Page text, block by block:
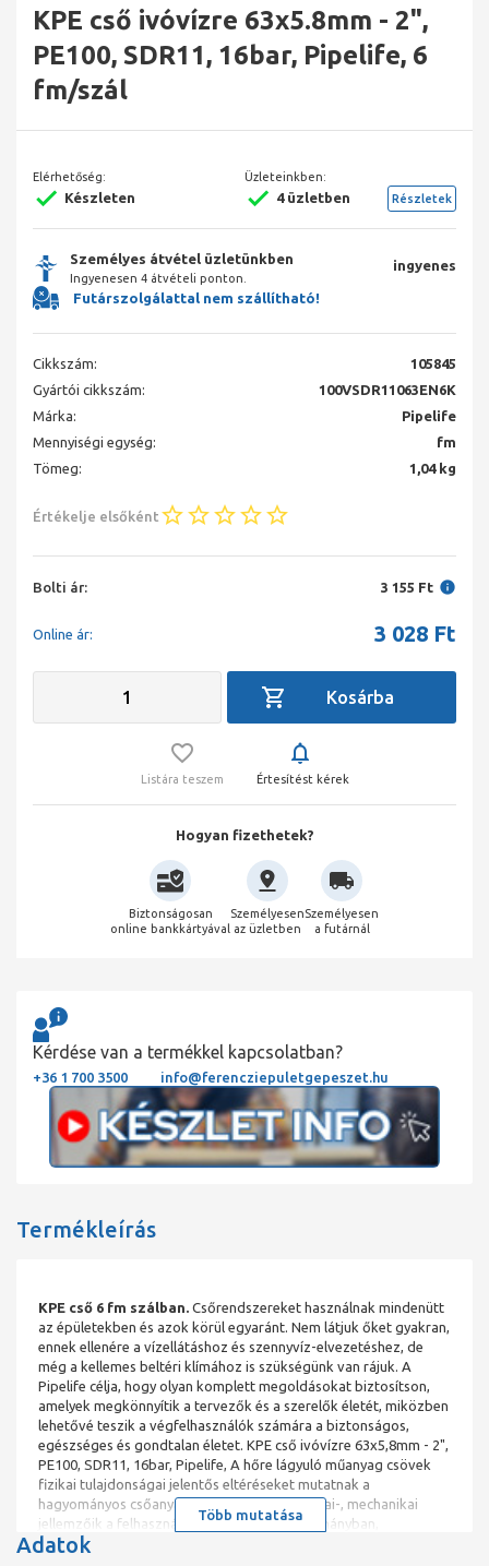
KPE cső ivóvízre 63x5.8mm - 2",
PE100, SDR11, 16bar, Pipelife, 6
fm/szál
Elérhetőség:
Készleten
Üzleteinkben:
4 üzletben Részletek
Személyes átvétel üzletünkben
Ingyenesen 4 átvételi ponton.
ingyenes
Futárszolgálattal nem szállítható!
Cikkszám:
105845
Gyártói cikkszám:
100VSDR11063EN6K
Márka:
Pipelife
Mennyiségi egység:
fm
Tömeg:
1,04 kg
Értékelje elsőként
Bolti ár: 3 155 Ft
Online ár: 3 028 Ft
Listára teszem Értesítést kérek
Hogyan fizethetek?
Biztonságosan
online bankkártyával
Személyesen
az üzletben
Személyesen
a futárnál
Kérdése van a termékkel kapcsolatban?
+36 1 700 3500 info@ferencziepuletgepeszet.hu
Termékleírás
KPE cső 6 fm szálban. Csőrendszereket használnak mindenütt
az épületekben és azok körül egyaránt. Nem látjuk őket gyakran,
ennek ellenére a vízellátáshoz és szennyvíz-elvezetéshez, de
még a kellemes beltéri klímához is szükségünk van rájuk. A
Pipelife célja, hogy olyan komplett megoldásokat biztosítson,
amelyek megkönnyítik a tervezők és a szerelők életét, miközben
lehetővé teszik a végfelhasználók számára a biztonságos,
egészséges és gondtalan életet. KPE cső ivóvízre 63x5,8mm - 2",
PE100, SDR11, 16bar, Pipelife, A hőre lágyuló műanyag csövek
fizikai tulajdonságai jelentős eltéréseket mutatnak a
hagyományos csőanyagokhoz képest. A fizikai-, mechanikai
jellemzőik a felhasználási hőmérséklet tartományban,
hőmérséklet- és időfüggők. Ezt a sajátos tulajdonságot a PE
Több mutatása
Adatok